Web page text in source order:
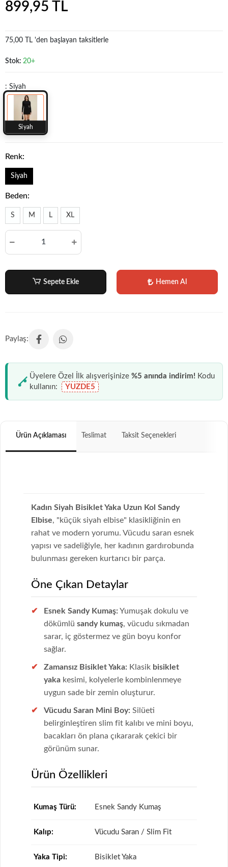
899,95 TL
75,00 TL 'den başlayan taksitlerle
Stok: 20+
: Siyah
Siyah
Renk:
Siyah
Beden:
S M L XL
Sepete Ekle Hemen Al
Üyelere Özel İlk alışverişinize %5 anında indirim! Kodu
kullanın:
YUZDE5
Ürün Açıklaması Teslimat Taksit Seçenekleri
Kadın Siyah Bisiklet Yaka Uzun Kol Sandy
Elbise, "küçük siyah elbise" klasikliğinin en
rahat ve modern yorumu. Vücudu saran esnek
yapısı ve sadeliğiyle, her kadının gardırobunda
bulunması gereken kurtarıcı bir parça.
Öne Çıkan Detaylar
Esnek Sandy Kumaş: Yumuşak dokulu ve
dökümlü sandy kumaş, vücudu sıkmadan
sarar, iç göstermez ve gün boyu konfor
sağlar.
Zamansız Bisiklet Yaka: Klasik bisiklet
yaka kesimi, kolyelerle kombinlenmeye
uygun sade bir zemin oluşturur.
Vücudu Saran Mini Boy: Silüeti
belirginleştiren slim fit kalıbı ve mini boyu,
bacakları ön plana çıkararak çekici bir
görünüm sunar.
Ürün Özellikleri
Kumaş Türü: Esnek Sandy Kumaş
Kalıp: Vücudu Saran / Slim Fit
Yaka Tipi: Bisiklet Yaka